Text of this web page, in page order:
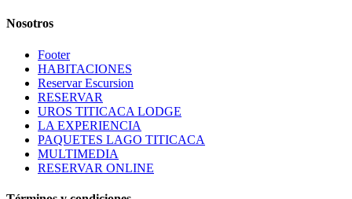
Nosotros
Footer
HABITACIONES
Reservar Escursion
RESERVAR
UROS TITICACA LODGE
LA EXPERIENCIA
PAQUETES LAGO TITICACA
MULTIMEDIA
RESERVAR ONLINE